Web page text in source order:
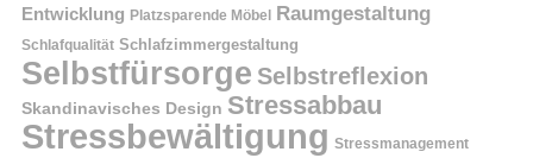
Entwicklung Platzsparende Möbel Raumgestaltung
Schlafqualität Schlafzimmergestaltung
Selbstfürsorge Selbstreflexion
Skandinavisches Design Stressabbau
Stressbewältigung Stressmanagement